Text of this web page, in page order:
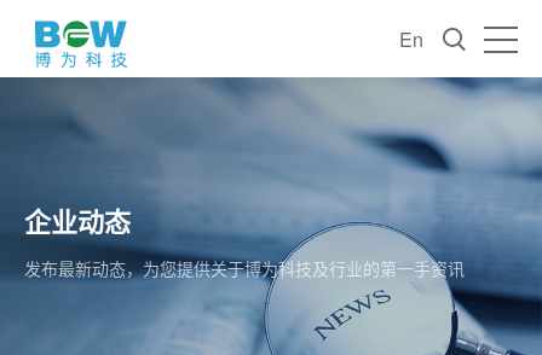
En
企业动态
发布最新动态，为您提供关于博为科技及行业的第一手资讯